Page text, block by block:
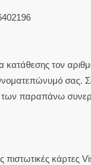
κατάθεσης τον
σας.
των παραπάνω
κάρτες